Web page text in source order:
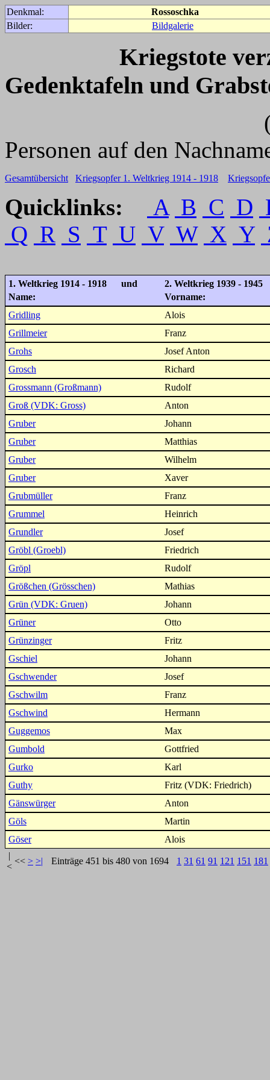
Denkmal:
Rossoschka
Bilder:
Bildgalerie
Kriegstote
Gedenktafeln und
(Für weitere
Personen auf den
Gesamtübersicht Kriegsopfer 1. Weltkrieg 1914 - 1918
Quicklinks: A B C D
Q R S T U V W X Y
1. Weltkrieg 1914 - 1918 und
2. Weltkrieg 1939 - 1945
Name:
Vorname:
Gridling
Alois
Grillmeier
Franz
Grohs
Josef Anton
Grosch
Richard
Grossmann (Großmann)
Rudolf
Groß (VDK: Gross)
Anton
Gruber
Johann
Gruber
Matthias
Gruber
Wilhelm
Gruber
Xaver
Grubmüller
Franz
Grummel
Heinrich
Grundler
Josef
Gröbl (Groebl)
Friedrich
Gröpl
Rudolf
Größchen (Grösschen)
Mathias
Grün (VDK: Gruen)
Johann
Grüner
Otto
Grünzinger
Fritz
Gschiel
Johann
Gschwender
Josef
Gschwilm
Franz
Gschwind
Hermann
Guggemos
Max
Gumbold
Gottfried
Gurko
Karl
Guthy
Fritz (VDK: Friedrich)
Gänswürger
Anton
Göls
Martin
Göser
Alois
|
<
<< > >| Einträge 451 bis 480 von 1694 1 31 61 91 121 151 181